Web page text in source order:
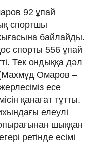
92 ұпай
спортшы
байлайды.
спорты 556 ұпай
Тек ондыққа дәл
(Махмұд Омаров –
есе
қанағат тұтты.
елеулі
шыққан
ретінде есімі